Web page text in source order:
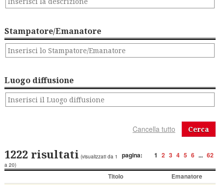
Stampatore/Emanatore
Luogo diffusione
Cerca
pagina: 1 2 3 4 5 6 ... 62
1222 risultati (visualizzati da 1
a 20)
Titolo Emanatore